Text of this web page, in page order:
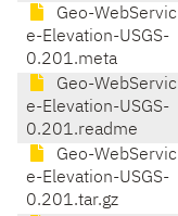
Geo-WebServic
e-Elevation-USGS-
0.201.meta
Geo-WebServic
e-Elevation-USGS-
0.201.readme
Geo-WebServic
e-Elevation-USGS-
0.201.tar.gz